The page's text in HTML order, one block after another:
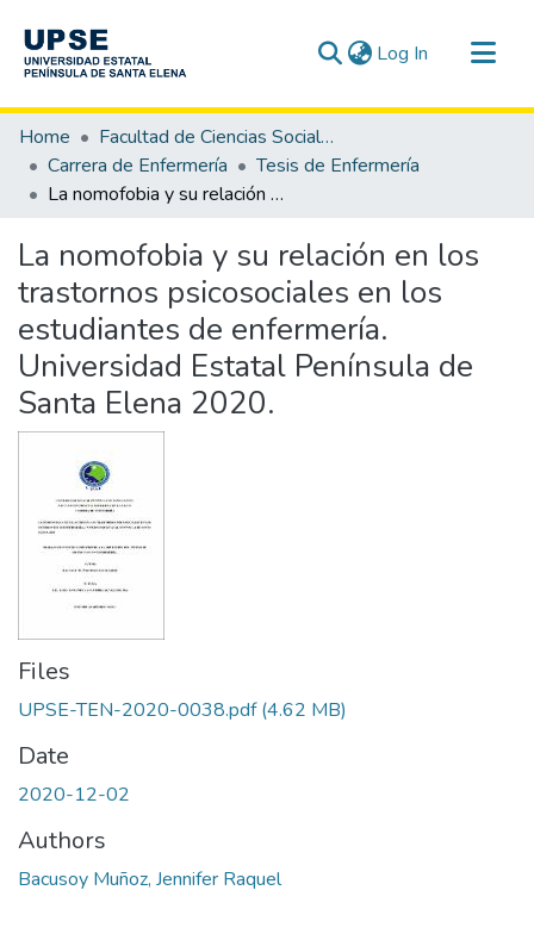
Log In (current)
Communities & Collections
All of DSpace
Statistics
Home
Facultad de Ciencias Sociales y de la Salud
Carrera de Enfermería
Tesis de Enfermería
La nomofobia y su relación en los trastornos psicosociales en los estudiantes de enfermería. Universidad Estatal Península de Santa Elena 2020.
La nomofobia y su relación en los
trastornos psicosociales en los
estudiantes de enfermería.
Universidad Estatal Península de
Santa Elena 2020.
Files
UPSE-TEN-2020-0038.pdf(4.62 MB)
Date
2020-12-02
Authors
Bacusoy Muñoz, Jennifer Raquel